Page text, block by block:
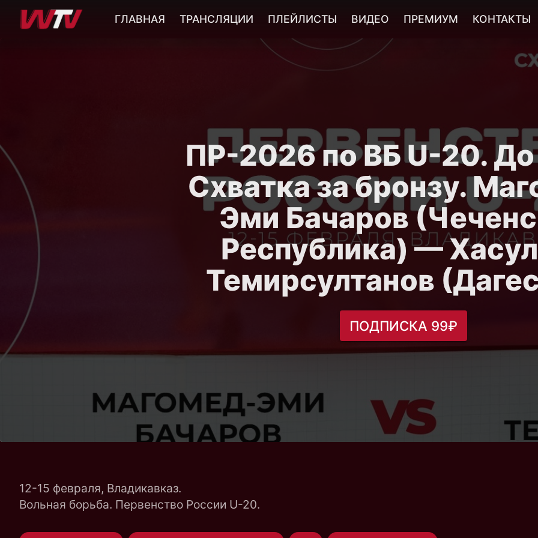
ПР-2026 по ВБ U-20. До
Схватка за бронзу.
Эми Бачаров
Республика) —
Темирсултанов
ПОДПИСКА 99₽
12-15 февраля, Владикавказ.
Вольная борьба. Первенство России U-20.
ГЛАВНАЯ ТРАНСЛЯЦИИ ПЛЕЙЛИСТЫ ВИДЕО ПРЕМИУМ КОНТАКТЫ